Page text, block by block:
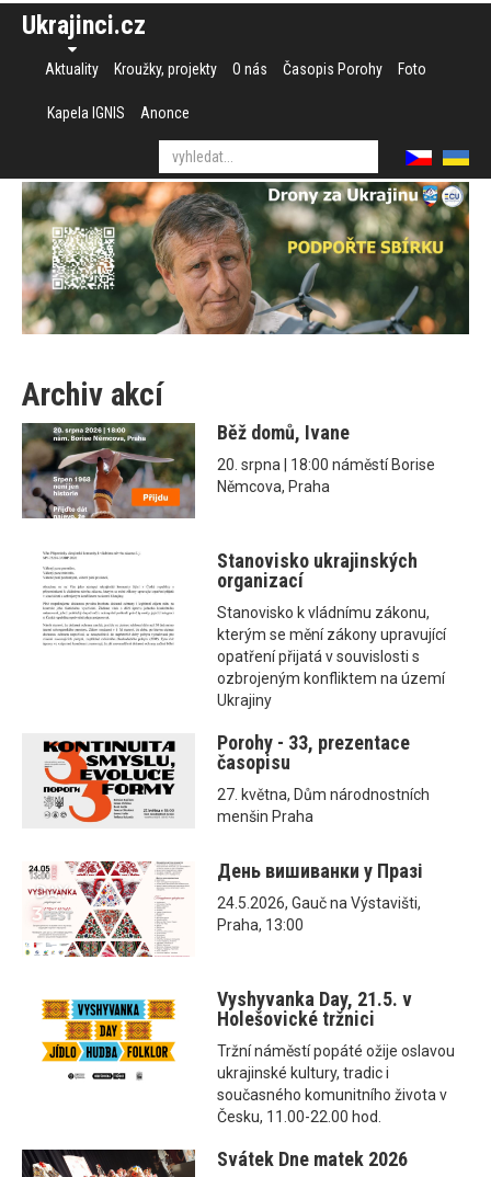
Ukrajinci.cz
Aktuality Kroužky, projekty O nás Časopis Porohy Foto
Kapela IGNIS Anonce
Archiv akcí
Běž domů, Ivane
20. srpna | 18:00 náměstí Borise
Němcova, Praha
Stanovisko ukrajinských
organizací
Stanovisko k vládnímu zákonu,
kterým se mění zákony upravující
opatření přijatá v souvislosti s
ozbrojeným konfliktem na území
Ukrajiny
Porohy - 33, prezentace
časopisu
27. května, Dům národnostních
menšin Praha
День вишиванки у Празі
24.5.2026, Gauč na Výstavišti,
Praha, 13:00
Vyshyvanka Day, 21.5. v
Holešovické tržnici
Tržní náměstí popáté ožije oslavou
ukrajinské kultury, tradic i
současného komunitního života v
Česku, 11.00-22.00 hod.
Svátek Dne matek 2026